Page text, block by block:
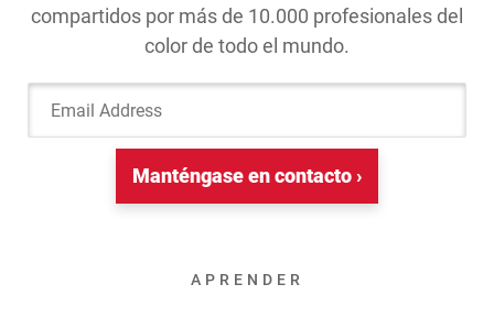
compartidos por más de 10.000 profesionales del
color de todo el mundo.
Email Address
Manténgase en contacto ›
APRENDER